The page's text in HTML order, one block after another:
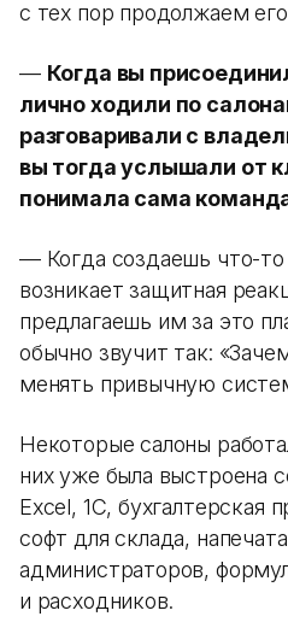
с тех пор продолжаем
— Когда вы
лично ходили по
разговаривали с
вы тогда услышали от
понимала сама
— Когда создаешь что-
возникает защитная
предлагаешь им за это
обычно звучит так:
менять привычную
Некоторые салоны
них уже была выстроена
Excel, 1С, бухгалтерская
софт для склада,
администраторов,
и расходников.